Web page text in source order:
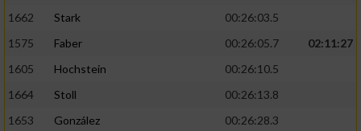
1662
Stark
00:26:03.5
1575
Faber 00:26:05.7
02:11:27
1605
Hochstein
00:26:10.5
1664
Stoll
00:26:13.8
1653
González
00:26:28.3